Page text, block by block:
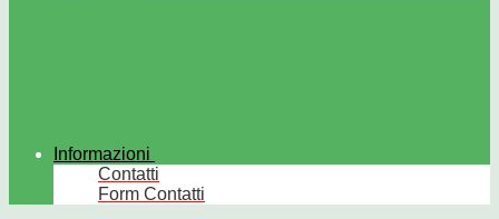
Informazioni
Contatti
Form Contatti